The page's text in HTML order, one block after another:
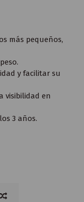
más pequeños,
y facilitar su
visibilidad en
3 años.